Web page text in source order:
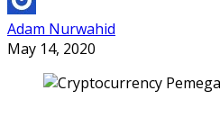
Adam Nurwahid
May 14, 2020